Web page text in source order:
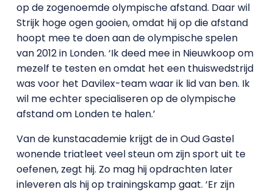
op de zogenoemde olympische afstand. Daar wil
Strijk hoge ogen gooien, omdat hij op die afstand
hoopt mee te doen aan de olympische spelen
van 2012 in Londen. ‘Ik deed mee in Nieuwkoop om
mezelf te testen en omdat het een thuiswedstrijd
was voor het Davilex-team waar ik lid van ben. Ik
wil me echter specialiseren op de olympische
afstand om Londen te halen.’
Van de kunstacademie krijgt de in Oud Gastel
wonende triatleet veel steun om zijn sport uit te
oefenen, zegt hij. Zo mag hij opdrachten later
inleveren als hij op trainingskamp gaat. ‘Er zijn